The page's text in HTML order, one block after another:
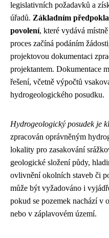
legislativních požadavků a
úřadů. Základním
povolení, které vydává
proces začíná podáním
projektovou dokumentaci
projektantem. Dokumentace
řešení, včetně výpočtů
hydrogeologického posudku.
Hydrogeologický posudek je
zpracován oprávněným
lokality pro zasakování
geologické složení půdy,
ovlivnění okolních staveb či
může být vyžadováno i
pokud se pozemek nachází v
nebo v záplavovém území.